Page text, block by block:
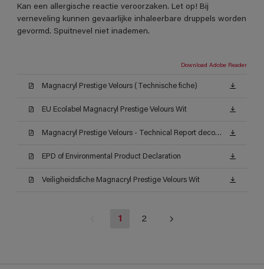
Kan een allergische reactie veroorzaken. Let op! Bij
verneveling kunnen gevaarlijke inhaleerbare druppels worden
gevormd. Spuitnevel niet inademen.
Download Adobe Reader
Magnacryl Prestige Velours (Technische fiche)
EU Ecolabel Magnacryl Prestige Velours Wit
Magnacryl Prestige Velours - Technical Report decontamineerbaarheid (Certificat)
EPD of Environmental Product Declaration
Veiligheidsfiche Magnacryl Prestige Velours Wit
1 2